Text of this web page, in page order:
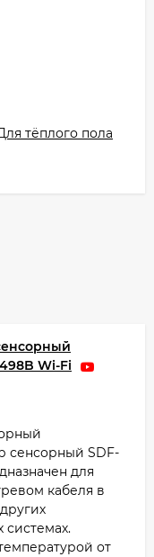
тёплого пола
Wi-Fi
сенсорный SDF-
для
кабеля в
системах.
от